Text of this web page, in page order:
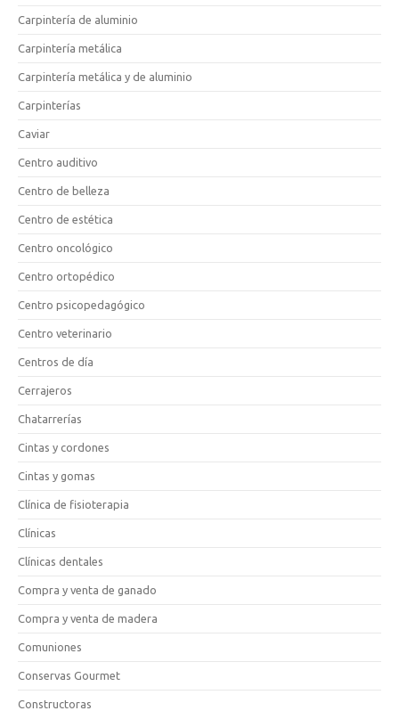
Carpintería de aluminio
Carpintería metálica
Carpintería metálica y de aluminio
Carpinterías
Caviar
Centro auditivo
Centro de belleza
Centro de estética
Centro oncológico
Centro ortopédico
Centro psicopedagógico
Centro veterinario
Centros de día
Cerrajeros
Chatarrerías
Cintas y cordones
Cintas y gomas
Clínica de fisioterapia
Clínicas
Clínicas dentales
Compra y venta de ganado
Compra y venta de madera
Comuniones
Conservas Gourmet
Constructoras